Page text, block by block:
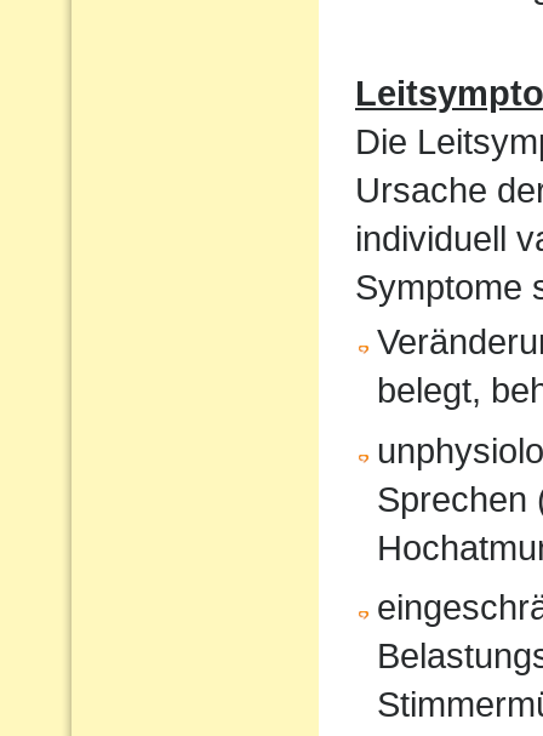
Die
Ursache
individuell
Symptome
belegt,
Sprechen